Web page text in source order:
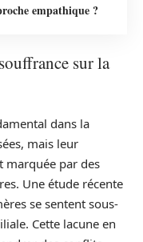
empathique ?
sur la
dans la
mais leur
marquée par des
Une étude récente
se sentent sous-
Cette lacune en